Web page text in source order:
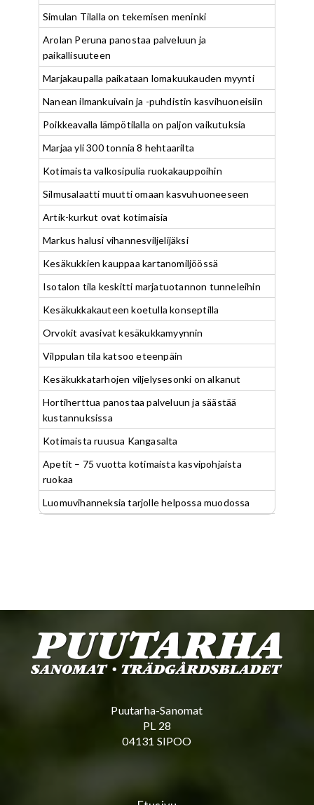
Simulan Tilalla on tekemisen meninki
Arolan Peruna panostaa palveluun ja
paikallisuuteen
Marjakaupalla paikataan lomakuukauden myynti
Nanean ilmankuivain ja -puhdistin kasvihuoneisiin
Poikkeavalla lämpötilalla on paljon vaikutuksia
Marjaa yli 300 tonnia 8 hehtaarilta
Kotimaista valkosipulia ruokakauppoihin
Silmusalaatti muutti omaan kasvuhuoneeseen
Artik-kurkut ovat kotimaisia
Markus halusi vihannesviljelijäksi
Kesäkukkien kauppaa kartanomiljöössä
Isotalon tila keskitti marjatuotannon tunneleihin
Kesäkukkakauteen koetulla konseptilla
Orvokit avasivat kesäkukkamyynnin
Vilppulan tila katsoo eteenpäin
Kesäkukkatarhojen viljelysesonki on alkanut
Hortiherttua panostaa palveluun ja säästää
kustannuksissa
Kotimaista ruusua Kangasalta
Apetit – 75 vuotta kotimaista kasvipohjaista
ruokaa
Luomuvihanneksia tarjolle helpossa muodossa
Puutarha-Sanomat
PL 28
04131 SIPOO